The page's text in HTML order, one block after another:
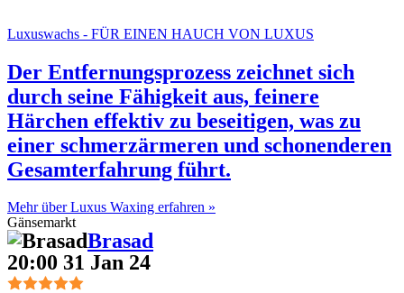
Luxuswachs - FÜR EINEN HAUCH VON LUXUS
Der Entfernungsprozess zeichnet sich
durch seine Fähigkeit aus, feinere
Härchen effektiv zu beseitigen, was zu
einer schmerzärmeren und schonenderen
Gesamterfahrung führt.
Mehr über Luxus Waxing erfahren »
Gänsemarkt
Brasad
20:00 31 Jan 24